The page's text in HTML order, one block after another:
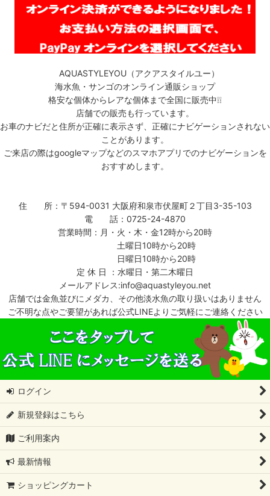
AQUASTYLEYOU（アクアスタイルユー）
海水魚・サンゴのオンライン通販ショップ
格安な個体からレアな個体まで全国に販売中❕❕
店舗での販売も行っています。
お車のナビだと住所が正確に表示さず、正確にナビゲーションされない
ことがあります。
ご来店の際はgoogleマップなどのスマホアプリでのナビゲーションを
おすすめします。
住 所：〒594-0031 大阪府和泉市伏屋町２丁目3-35-103
電 話：0725-24-4870
営業時間：月・火・木・金12時から20時
土曜日10時から20時
日曜日10時から20時
定 休 日 ：水曜日・第二木曜日
メールアドレス:info@aquastyleyou.net
店舗では金魚並びにメダカ、その他淡水魚の取り扱いはありません
ご不明な点やご要望があれば公式LINEよりご気軽にご連絡ください
ログイン
新規登録はこちら
ご利用案内
最新情報
ショッピングカート